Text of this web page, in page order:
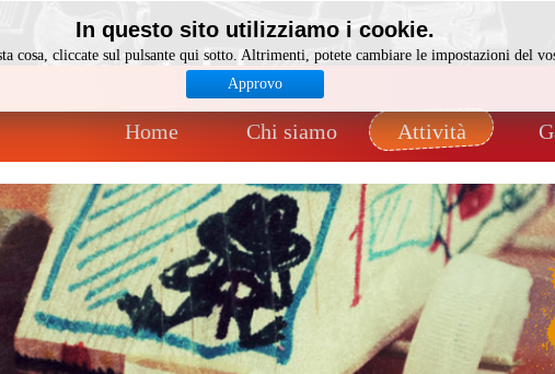
In questo sito utilizziamo i cookie.
cosa, cliccate sul pulsante qui sotto. Altrimenti, potete cambiare le impostazioni del
Approvo
Home Chi siamo Attività